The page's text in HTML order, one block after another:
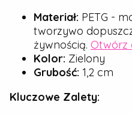
Materiał: PETG -
tworzywo
żywnością. Otwórz
Kolor: Zielony
Grubość: 1,2 cm
Kluczowe Zalety: